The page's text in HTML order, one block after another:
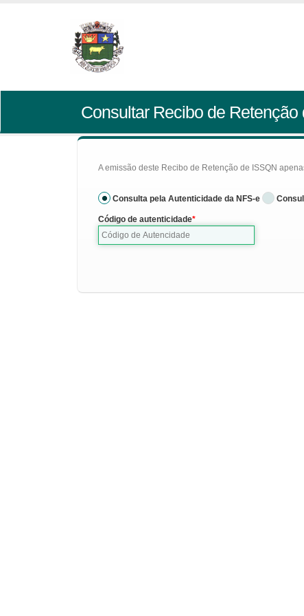
Consultar Recibo de Retenção
A emissão deste Recibo de Retenção de ISSQN
Consulta pela Autenticidade da NFS-e
Código de autenticidade